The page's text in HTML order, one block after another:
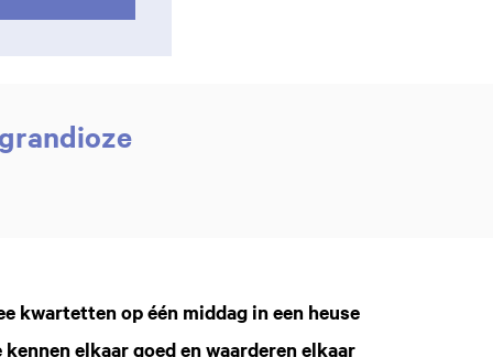
kwartetten op één middag in een heuse
elkaar goed en waarderen elkaar